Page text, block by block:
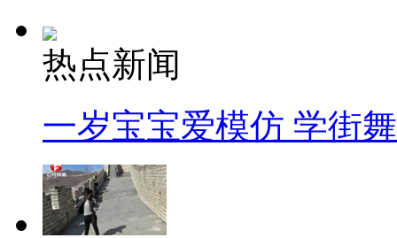
热点新闻
一岁宝宝爱模仿 学街